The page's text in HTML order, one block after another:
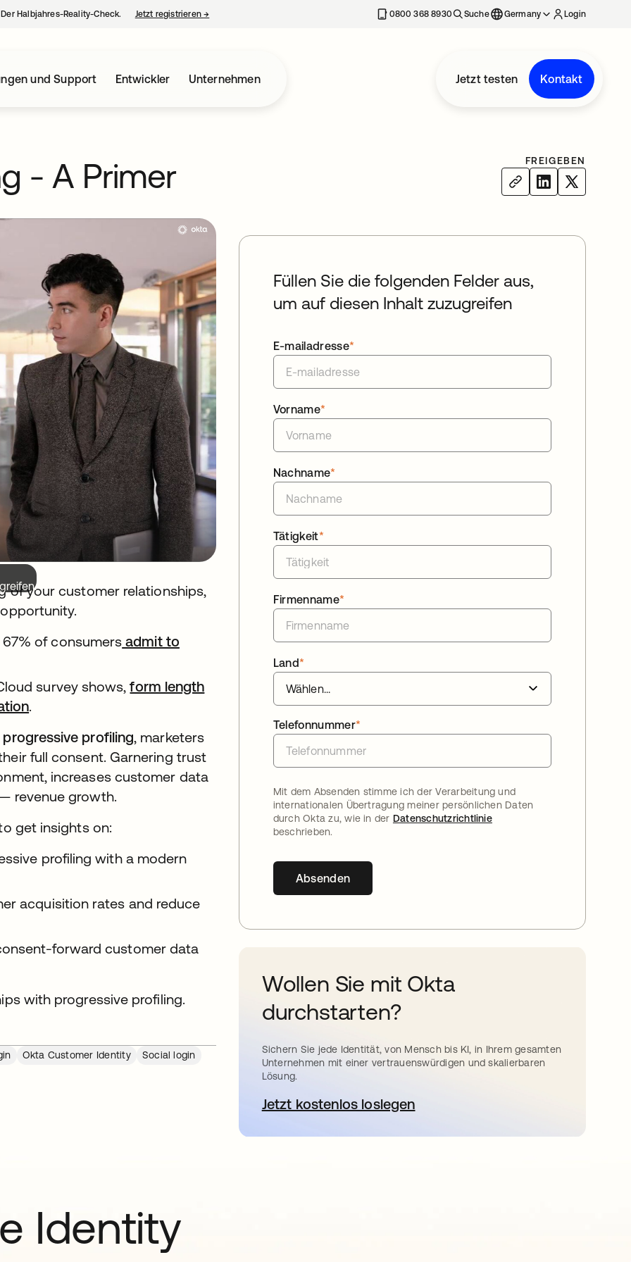
Halbjahres-Reality-Check. Jetzt registrieren→ 0800 368 8930 Suche Germany Login
und Support Entwickler Unternehmen Jetzt testen Kontakt
- A Primer FREIGEBEN
of your customer relationships,
of consumers admit to
survey shows,form length
.
progressive profiling, marketers
full consent. Garnering trust
increases customer data
revenue growth.
get insights on:
profiling with a modern
acquisition rates and reduce
forward customer data
with progressive profiling.
Okta Customer Identity
Social login
Füllen Sie die folgenden Felder aus,
um auf diesen Inhalt zuzugreifen
*
E-mailadresse
*
Vorname
*
Nachname
*
Tätigkeit
*
Firmenname
*
Land
*
Telefonnummer
Mit dem Absenden stimme ich der Verarbeitung und
internationalen Übertragung meiner persönlichen Daten
durch Okta zu, wie in der Datenschutzrichtlinie
beschrieben.
Absenden
Wollen Sie mit Okta
durchstarten?
Sichern Sie jede Identität, von Mensch bis KI, in Ihrem gesamten
Unternehmen mit einer vertrauenswürdigen und skalierbaren
Lösung.
Jetzt kostenlos loslegenwird in einer neuen Registerkarte geöffnet
Identity